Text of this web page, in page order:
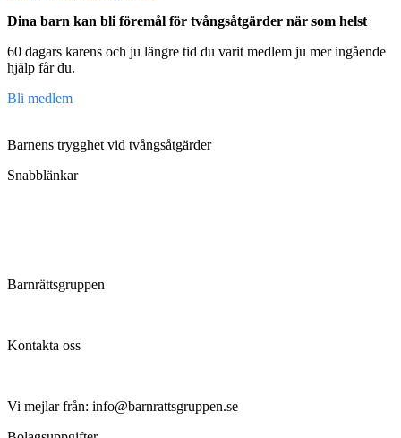
Dina barn kan bli föremål för tvångsåtgärder när som helst
60 dagars karens och ju längre tid du varit medlem ju mer ingående
hjälp får du.
Bli medlem
Barnens trygghet vid tvångsåtgärder
Snabblänkar
Barnrättsgruppen
Kontakta oss
Vi mejlar från: info@barnrattsgruppen.se